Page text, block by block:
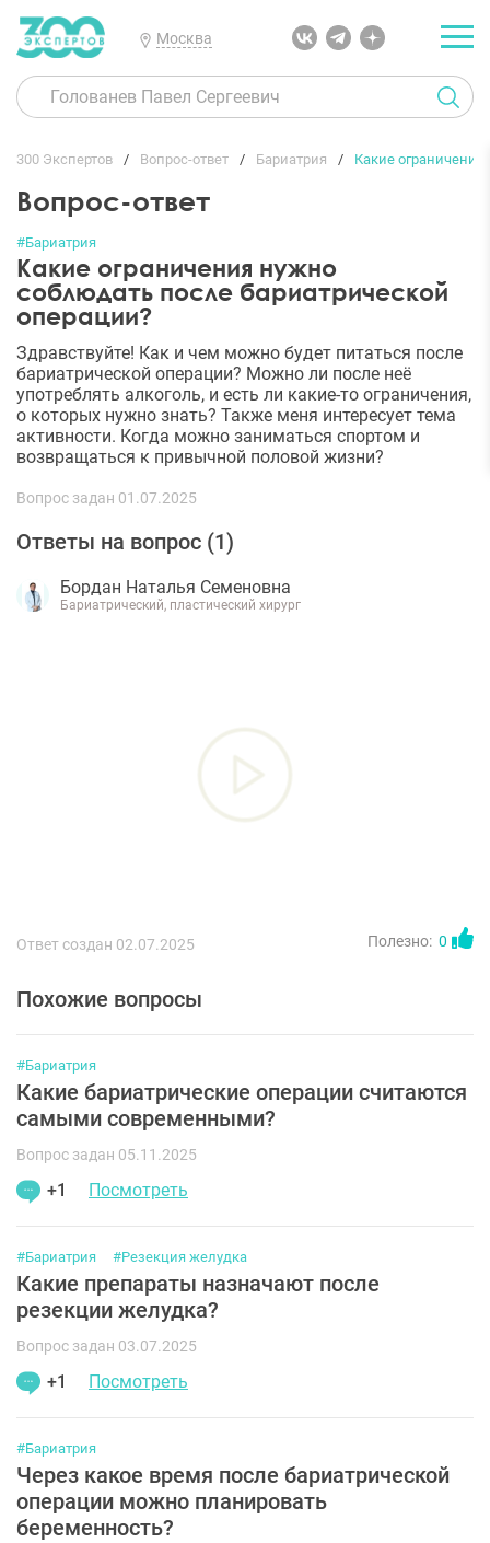
Москва
300 Экспертов Вопрос-ответ Бариатрия Какие
Вопрос-ответ
#Бариатрия
Какие ограничения нужно
соблюдать после бариатрической
операции?
Здравствуйте! Как и чем можно будет питаться после
бариатрической операции? Можно ли после неё
употреблять алкоголь, и есть ли какие-то ограничения,
о которых нужно знать? Также меня интересует тема
активности. Когда можно заниматься спортом и
возвращаться к привычной половой жизни?
Вопрос задан 01.07.2025
Ответы на вопрос (1)
Бордан Наталья Семеновна
Бариатрический, пластический хирург
Ответ создан 02.07.2025 Полезно: 0
Похожие вопросы
#Бариатрия
Какие бариатрические операции считаются
самыми современными?
Вопрос задан 05.11.2025
+1 Посмотреть
#Бариатрия #Резекция желудка
Какие препараты назначают после
резекции желудка?
Вопрос задан 03.07.2025
+1 Посмотреть
#Бариатрия
Через какое время после бариатрической
операции можно планировать
беременность?